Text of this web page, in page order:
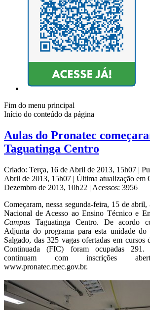
Fim do menu principal
Início do conteúdo da página
Aulas do Pronatec
Taguatinga Centro
Criado: Terça, 16 de Abril de 2013, 15h07 |
Abril de 2013, 15h07 | Última atualização em
Dezembro de 2013, 10h22 | Acessos: 3956
Começaram, nessa segunda-feira, 15 de abril,
Nacional de Acesso ao Ensino Técnico e
Campus Taguatinga Centro. De acordo
Adjunta do programa para esta unidade
Salgado, das 325 vagas ofertadas em
Continuada (FIC) foram ocupadas 291.
continuam com inscrições
www.pronatec.mec.gov.br.